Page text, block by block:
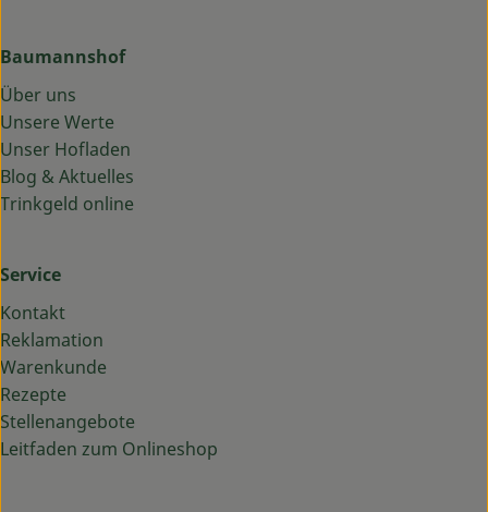
Baumannshof
Über uns
Unsere Werte
Unser Hofladen
Blog & Aktuelles
Trinkgeld online
Service
Kontakt
Reklamation
Warenkunde
Rezepte
Stellenangebote
Leitfaden zum Onlineshop